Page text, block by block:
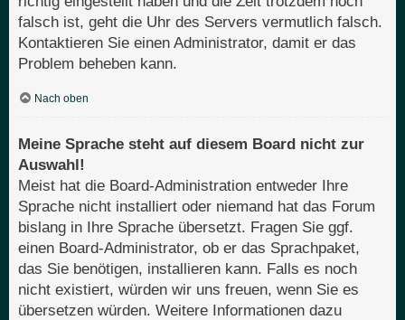
falsch ist, geht die Uhr des Servers vermutlich falsch.
Kontaktieren Sie einen Administrator, damit er das
Problem beheben kann.
Nach oben
Meine Sprache steht auf diesem Board nicht zur
Auswahl!
Meist hat die Board-Administration entweder Ihre
Sprache nicht installiert oder niemand hat das Forum
bislang in Ihre Sprache übersetzt. Fragen Sie ggf.
einen Board-Administrator, ob er das Sprachpaket,
das Sie benötigen, installieren kann. Falls es noch
nicht existiert, würden wir uns freuen, wenn Sie es
übersetzen würden. Weitere Informationen dazu